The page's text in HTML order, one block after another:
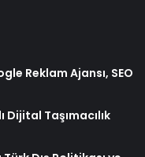
Reklam Ajansı, SEO
Dijital Taşımacılık